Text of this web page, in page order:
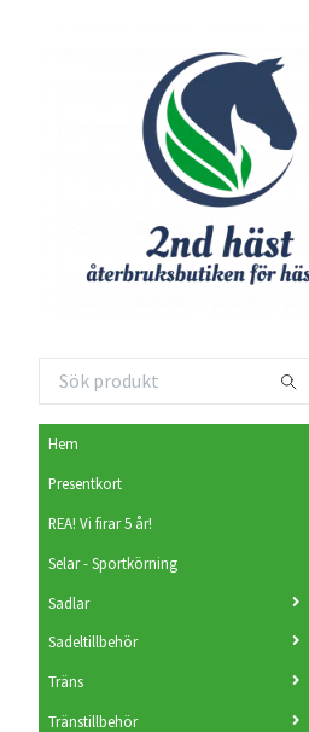
Hem
Presentkort
REA! Vi firar 5 år!
Selar - Sportkörning
Sadlar
Sadeltillbehör
Träns
Tränstillbehör